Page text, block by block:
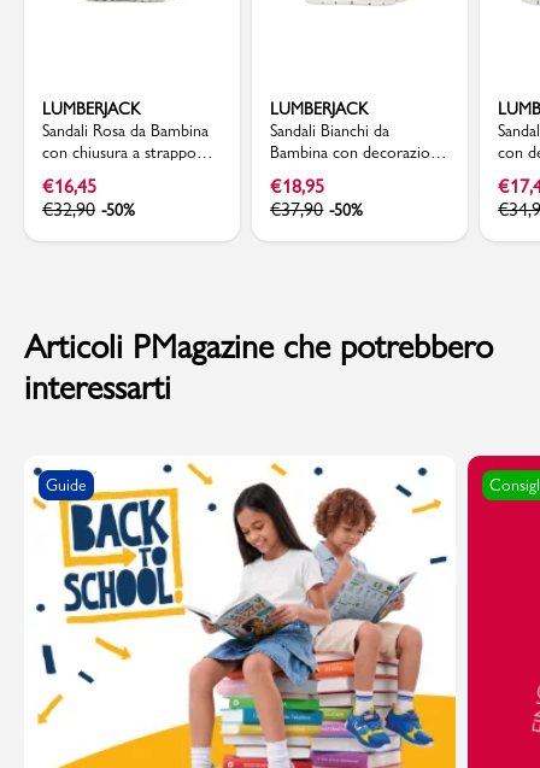
LUMBERJACK
Sandali Rosa da Bambina
con chiusura a strappo
Lumberjack
€16,45
€32,90 -50%
LUMBERJACK
Sandali Bianchi da
Bambina con decorazione
Stelle Lumberjack
€18,95
€37,90 -50%
con
€
€
Articoli PMagazine che potrebbero
interessarti
Guide